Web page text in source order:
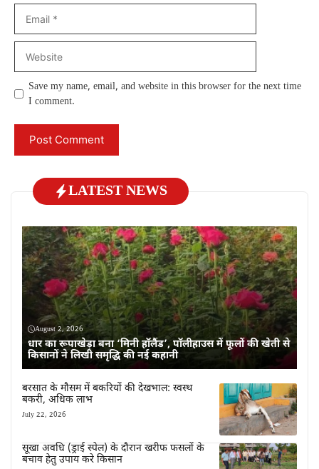
Save my name, email, and website in this browser for the next time
I comment.
LATEST NEWS
August 2, 2026
धार का रूपाखेड़ा बना ‘मिनी हॉलैंड’, पॉलीहाउस में फूलों की खेती से
किसानों ने लिखी समृद्धि की नई कहानी
बरसात के मौसम में बकरियों की देखभाल: स्वस्थ
बकरी, अधिक लाभ
July 22, 2026
सूखा अवधि (ड्राई स्पेल) के दौरान खरीफ फसलों के
बचाव हेतु उपाय करे किसान